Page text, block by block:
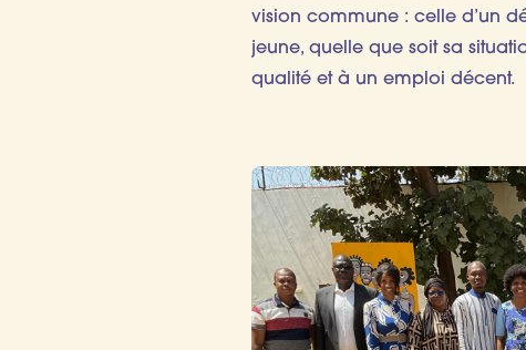
vision commune : celle d’un
jeune, quelle que soit sa
qualité et à un emploi décent.